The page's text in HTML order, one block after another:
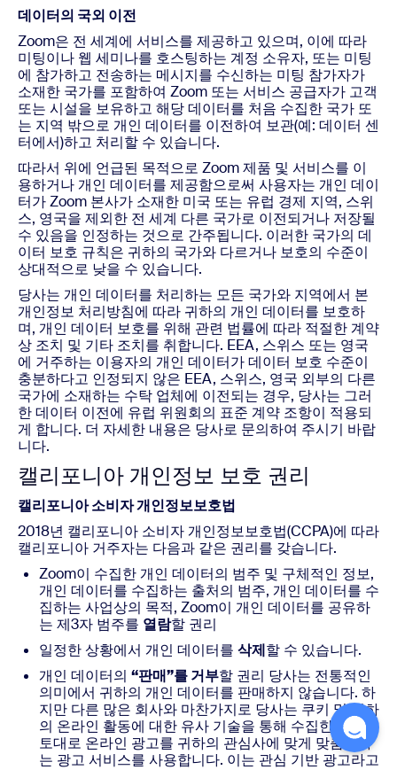
데이터의 국외 이전
Zoom은 전 세계에 서비스를 제공하고 있으며, 이에 따라
미팅이나 웹 세미나를 호스팅하는 계정 소유자, 또는 미팅
에 참가하고 전송하는 메시지를 수신하는 미팅 참가자가
소재한 국가를 포함하여 Zoom 또는 서비스 공급자가 고객
또는 시설을 보유하고 해당 데이터를 처음 수집한 국가 또
는 지역 밖으로 개인 데이터를 이전하여 보관(예: 데이터 센
터에서)하고 처리할 수 있습니다.
따라서 위에 언급된 목적으로 Zoom 제품 및 서비스를 이
용하거나 개인 데이터를 제공함으로써 사용자는 개인 데이
터가 Zoom 본사가 소재한 미국 또는 유럽 경제 지역, 스위
스, 영국을 제외한 전 세계 다른 국가로 이전되거나 저장될
수 있음을 인정하는 것으로 간주됩니다. 이러한 국가의 데
이터 보호 규칙은 귀하의 국가와 다르거나 보호의 수준이
상대적으로 낮을 수 있습니다.
당사는 개인 데이터를 처리하는 모든 국가와 지역에서 본
개인정보 처리방침에 따라 귀하의 개인 데이터를 보호하
며, 개인 데이터 보호를 위해 관련 법률에 따라 적절한 계약
상 조치 및 기타 조치를 취합니다. EEA, 스위스 또는 영국
에 거주하는 이용자의 개인 데이터가 데이터 보호 수준이
충분하다고 인정되지 않은 EEA, 스위스, 영국 외부의 다른
국가에 소재하는 수탁 업체에 이전되는 경우, 당사는 그러
한 데이터 이전에 유럽 위원회의 표준 계약 조항이 적용되
게 합니다. 더 자세한 내용은 당사로 문의하여 주시기 바랍
니다.
캘리포니아 개인정보 보호 권리
캘리포니아 소비자 개인정보보호법
2018년 캘리포니아 소비자 개인정보보호법(CCPA)에 따라
캘리포니아 거주자는 다음과 같은 권리를 갖습니다.
Zoom이 수집한 개인 데이터의 범주 및 구체적인 정보,
개인 데이터를 수집하는 출처의 범주, 개인 데이터를 수
집하는 사업상의 목적, Zoom이 개인 데이터를 공유하
는 제3자 범주를 열람할 권리
일정한 상황에서 개인 데이터를 삭제할 수 있습니다.
개인 데이터의 “판매”를 거부할 권리 당사는 전통적인
의미에서 귀하의 개인 데이터를 판매하지 않습니다. 하
지만 다른 많은 회사와 마찬가지로 당사는 쿠키 및 귀하
의 온라인 활동에 대한 유사 기술을 통해 수집한 정보를
토대로 온라인 광고를 귀하의 관심사에 맞게 맞춤화하
는 광고 서비스를 사용합니다. 이는 관심 기반 광고라고